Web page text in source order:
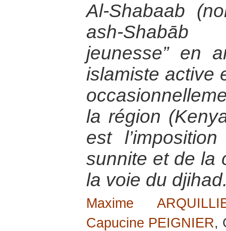
Al-Shabaab
ash-
jeunesse” en
islamiste active
la région
est
sunnite et de la
la voie du
Maxime
Capucine PEIGNIER,